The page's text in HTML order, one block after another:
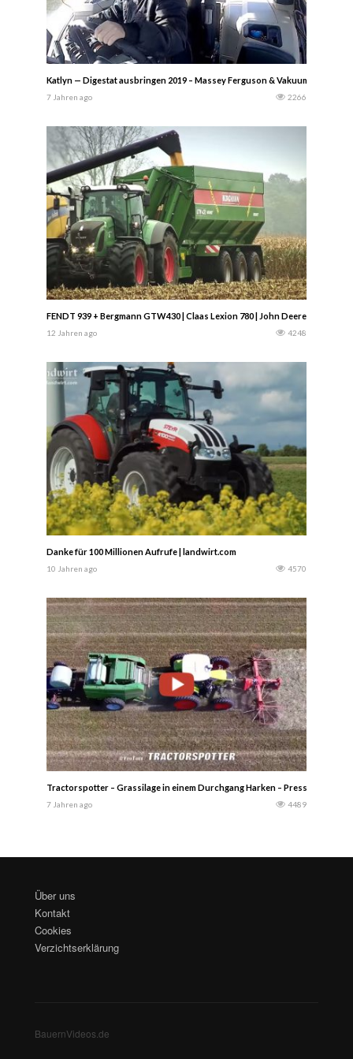
Katlyn — Digestat ausbringen 2019 – Massey Ferguson & Vakuumat und
7 Jahren ago 2266
FENDT 939 + Bergmann GTW430 | Claas Lexion 780 | John Deere s690i
12 Jahren ago 4248
Danke für 100 Millionen Aufrufe | landwirt.com
10 Jahren ago 4570
Tractorspotter – Grassilage in einem Durchgang Harken – Pressen –
7 Jahren ago 4489
Über uns
Kontakt
Cookies
Verzichtserklärung
BauernVideos.de